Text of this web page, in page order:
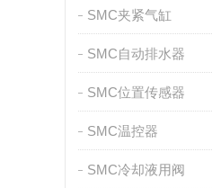
SMC夹紧气缸
SMC自动排水器
SMC位置传感器
SMC温控器
SMC冷却液用阀